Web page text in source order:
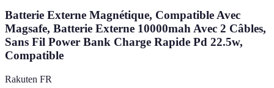
Batterie Externe Magnétique, Compatible Avec
Magsafe, Batterie Externe 10000mah Avec 2 Câbles,
Sans Fil Power Bank Charge Rapide Pd 22.5w,
Compatible
Rakuten FR